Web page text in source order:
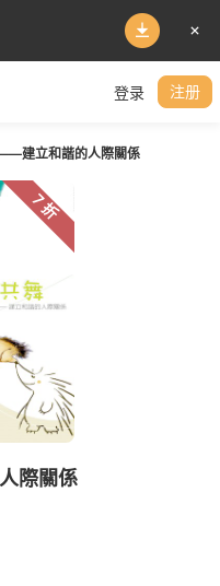
登录 注册
建立和諧的人際關係
7 折
際關係